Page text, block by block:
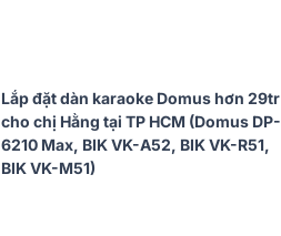
Lắp đặt dàn karaoke Domus hơn 29tr
cho chị Hằng tại TP HCM (Domus DP-
6210 Max, BIK VK-A52, BIK VK-R51,
BIK VK-M51)